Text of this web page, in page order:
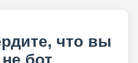
что вы